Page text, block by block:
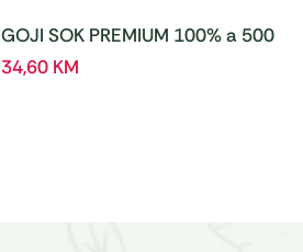
GOJI SOK PREMIUM 100% a 500
ml
34,60 KM